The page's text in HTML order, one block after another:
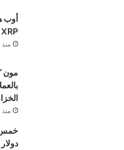
أوب
XRP والإنفاق اليومي دون بيع
منذ 9 ساعات
منذ 9 ساعات